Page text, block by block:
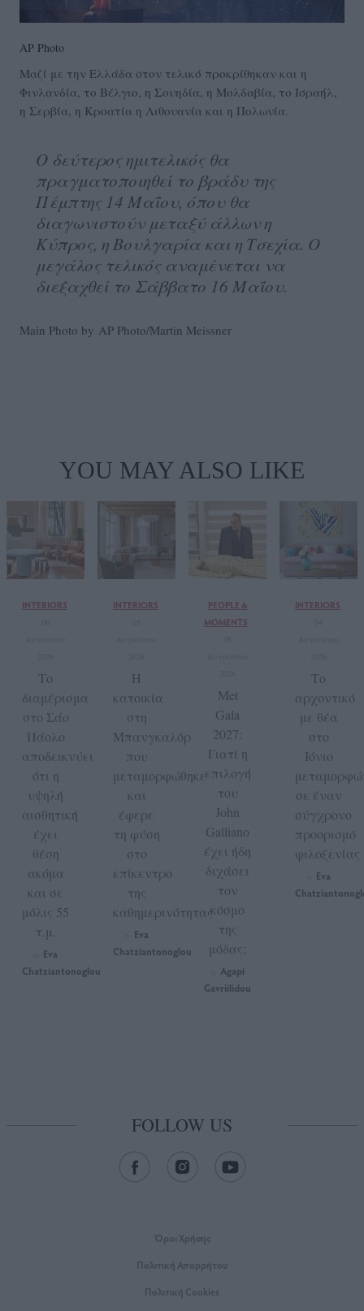
AP Photo
Μαζί με την Ελλάδα στον τελικό προκρίθηκαν και η
Φινλανδία, το Βέλγιο, η Σουηδία, η Μολδαβία, το Ισραήλ,
η Σερβία, η Κροατία η Λιθουανία και η Πολωνία.
Ο δεύτερος ημιτελικός θα
πραγματοποιηθεί το βράδυ της
Πέμπτης 14 Μαΐου, όπου θα
διαγωνιστούν μεταξύ άλλων η
Κύπρος, η Βουλγαρία και η Τσεχία. Ο
μεγάλος τελικός αναμένεται να
διεξαχθεί το Σάββατο 16 Μαΐου.
Main Photo by AP Photo/Martin Meissner
YOU MAY ALSO LIKE
INTERIORS
Το
διαμέρισμα
στο Σάο
Πάολο
αποδεικνύει
ότι η
υψηλή
αισθητική
έχει
θέση
ακόμα
και σε
μόλις 55
τ.μ.
Eva
Chatziantonoglou
INTERIORS
H
κατοικία
στη
Μπανγκαλόρ
που
μεταμορφώθηκε
και
έφερε
τη φύση
στο
επίκεντρο
της
καθημερινότητας
Eva
Chatziantonoglou
PEOPLE &
MOMENTS
Met
Gala
2027:
Γιατί η
επιλογή
του
John
Galliano
έχει ήδη
διχάσει
τον
κόσμο
της
μόδας;
Agapi
Gavriilidou
INTERIORS
Το
αρχοντικό
με θέα
στο
Ιόνιο
σε έναν
σύγχρονο
προορισμό
φιλοξενίας
Eva
FOLLOW US
Όροι Xρήσης
Πολιτική Απορρήτου
Πολιτική Cookies